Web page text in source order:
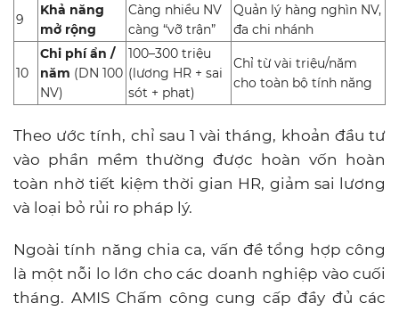
9
Khả năng
mở rộng
Càng nhiều NV
càng “vỡ trận”
Quản lý hàng nghìn NV,
đa chi nhánh
10
Chi phí ẩn /
năm (DN 100
NV)
100–300 triệu
(lương HR + sai
sót + phạt)
Chỉ từ vài triệu/năm
cho toàn bộ tính năng
Theo ước tính, chỉ sau 1 vài tháng, khoản đầu tư
vào phần mềm thường được hoàn vốn hoàn
toàn nhờ tiết kiệm thời gian HR, giảm sai lương
và loại bỏ rủi ro pháp lý.
Ngoài tính năng chia ca, vấn đề tổng hợp công
là một nỗi lo lớn cho các doanh nghiệp vào cuối
tháng. AMIS Chấm công cung cấp đầy đủ các